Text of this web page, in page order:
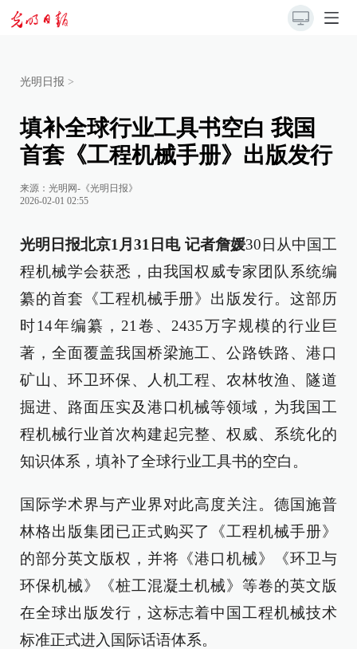
光明日报 >
填补全球行业工具书空白 我国
首套《工程机械手册》出版发行
来源： 光明网-《光明日报》
2026-02-01 02:55
光明日报北京1月31日电 记者詹媛30日从中国工
程机械学会获悉，由我国权威专家团队系统编
纂的首套《工程机械手册》出版发行。这部历
时14年编纂，21卷、2435万字规模的行业巨
著，全面覆盖我国桥梁施工、公路铁路、港口
矿山、环卫环保、人机工程、农林牧渔、隧道
掘进、路面压实及港口机械等领域，为我国工
程机械行业首次构建起完整、权威、系统化的
知识体系，填补了全球行业工具书的空白。
国际学术界与产业界对此高度关注。德国施普
林格出版集团已正式购买了《工程机械手册》
的部分英文版权，并将《港口机械》《环卫与
环保机械》《桩工混凝土机械》等卷的英文版
在全球出版发行，这标志着中国工程机械技术
标准正式进入国际话语体系。